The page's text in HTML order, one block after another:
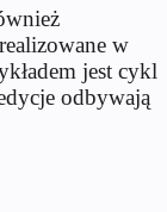
w
jest cykl
odbywają